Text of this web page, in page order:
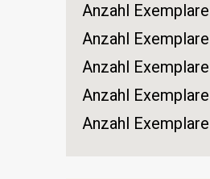
Anzahl
Anzahl
Anzahl
Anzahl
Anzahl